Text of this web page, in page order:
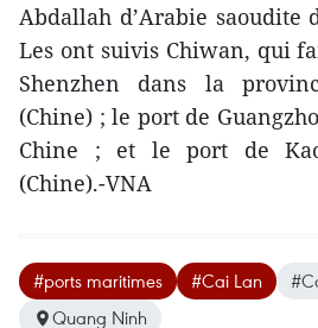
Abdallah d’Arabie saoudite
Les ont suivis Chiwan, qui
Shenzhen dans la
(Chine) ; le port de
Chine ; et le port de
(Chine).-VNA
#ports maritimes #Cai Lan
Quang Ninh